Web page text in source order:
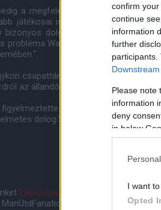
confirm
continue
information
further
Please note
information
deny
in below
I want
Opted
a megfelelõ ember, aki segíteni
játékosai is segítenek neki, mert
bizonyos dolgok ne történjenek
probléma Wayne gyõzni akarásával,
csapattársa, Lee Sharpe
az állandó pályán kívüli
Rooneyt: Mindenkinek
dolog."
Facebookon és
mobil applikációt